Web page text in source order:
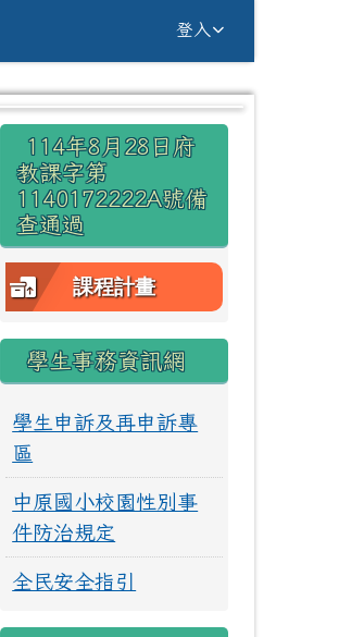
Yuan Primary
登入
⏸
右邊區域內容
114年8月28日府
教課字第
1140172222A號備
查通過
課程計畫
學生事務資訊網
學生申訴及再申訴專
區
中原國小校園性別事
件防治規定
全民安全指引